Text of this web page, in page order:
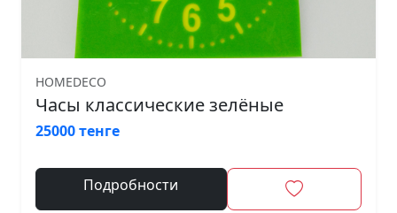
HOMEDECO
Часы классические зелёные
25000 тенге
Подробности